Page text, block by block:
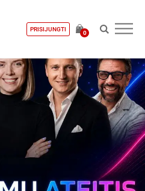
PRISIJUNGTI
0